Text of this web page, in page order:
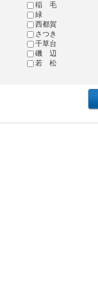
稲 毛
緑
西都賀
さつき
千草台
磯 辺
若 松